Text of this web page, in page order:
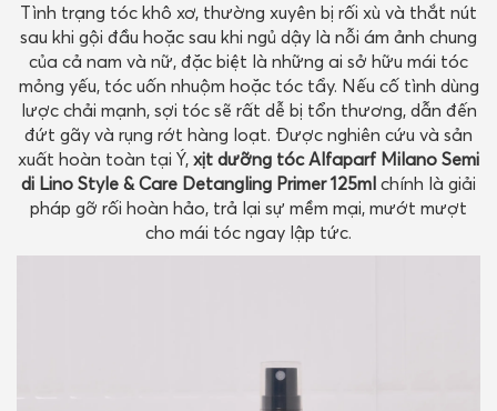
Tình trạng tóc khô xơ, thường xuyên bị rối xù và thắt nút
sau khi gội đầu hoặc sau khi ngủ dậy là nỗi ám ảnh chung
của cả nam và nữ, đặc biệt là những ai sở hữu mái tóc
mỏng yếu, tóc uốn nhuộm hoặc tóc tẩy. Nếu cố tình dùng
lược chải mạnh, sợi tóc sẽ rất dễ bị tổn thương, dẫn đến
đứt gãy và rụng rớt hàng loạt. Được nghiên cứu và sản
xuất hoàn toàn tại Ý, xịt dưỡng tóc Alfaparf Milano Semi
di Lino Style & Care Detangling Primer 125ml chính là giải
pháp gỡ rối hoàn hảo, trả lại sự mềm mại, mướt mượt
cho mái tóc ngay lập tức.